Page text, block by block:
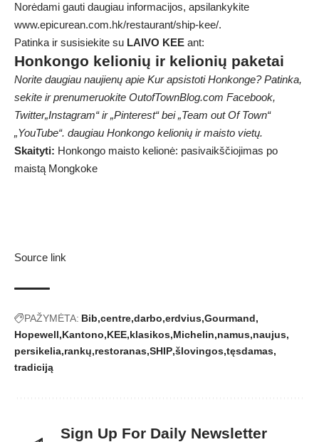
Norėdami gauti daugiau informacijos, apsilankykite
www.epicurean.com.hk/restaurant/ship-kee/.
Patinka ir susisiekite su LAIVO KEE ant:
Honkongo kelionių ir kelionių paketai
Norite daugiau naujienų apie Kur apsistoti Honkonge? Patinka,
sekite ir prenumeruokite OutofTownBlog.com Facebook,
Twitter„Instagram“ ir „Pinterest“ bei „Team out Of Town“
„YouTube“. daugiau Honkongo kelionių ir maisto vietų.
Skaityti: Honkongo maisto kelionė: pasivaikščiojimas po
maistą Mongkoke
Source link
PAŽYMĖTA: Bib centre darbo erdvius Gourmand
Hopewell Kantono KEE klasikos Michelin namus naujus
persikelia rankų restoranas SHIP šlovingos tęsdamas
tradiciją
Sign Up For Daily Newsletter